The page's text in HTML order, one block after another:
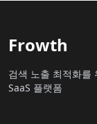
Frowth
검색 노출 최적화를
SaaS 플랫폼